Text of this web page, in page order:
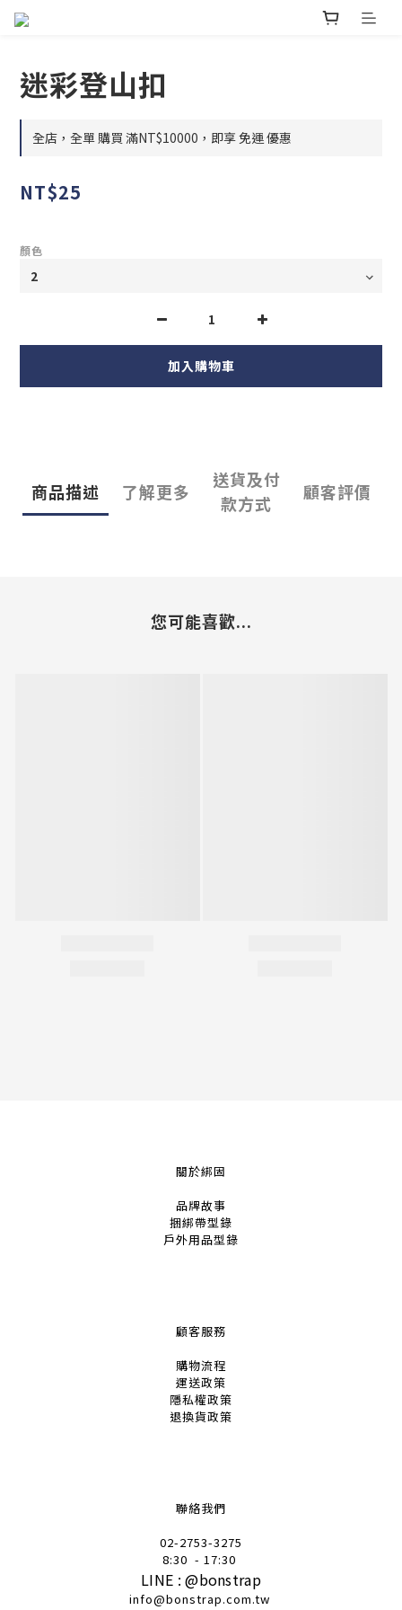
迷彩登山扣
全店，全單 購買 滿NT$10000，即享 免運 優惠
NT$25
顏色
加入購物車
商品描述 了解更多
送貨及付
款方式
顧客評價
您可能喜歡...
關於綁固
品牌故事
捆綁帶型錄
戶外用品型錄
顧客服務
購物流程
運送政策
隱私權政策
退換貨政策
聯絡我們
02-2753-3275
8:30 - 17:30
LINE :@bonstrap
info@bonstrap.com.tw